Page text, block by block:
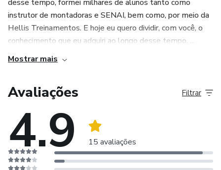
desse tempo, formei milhares de alunos tanto como
instrutor de montadoras e SENAI, bem como, por meio da
Hellis Treinamentos. E hoje eu quero dividir, com você, o
conhecimento que eu adquiri ao longo desse tempo. ...
Mostrar mais
Avaliações
4.9 15 avaliações
Filtrar